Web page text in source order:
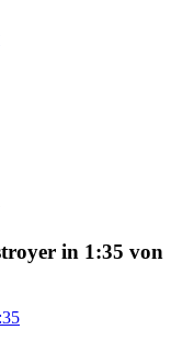
in 1:35 von